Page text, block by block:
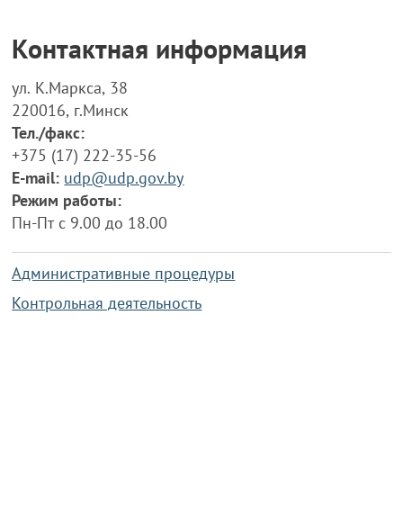
Контактная информация
ул. К.Маркса, 38
220016, г.Минск
Тел./факс:
+375 (17) 222-35-56
E-mail: udp@udp.gov.by
Режим работы:
Пн-Пт с 9.00 до 18.00
Административные процедуры
Контрольная деятельность